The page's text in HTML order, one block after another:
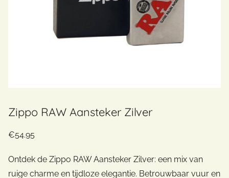
Zippo RAW Aansteker Zilver
€54.95
Ontdek de Zippo RAW Aansteker Zilver: een mix van
ruige charme en tijdloze elegantie. Betrouwbaar vuur en